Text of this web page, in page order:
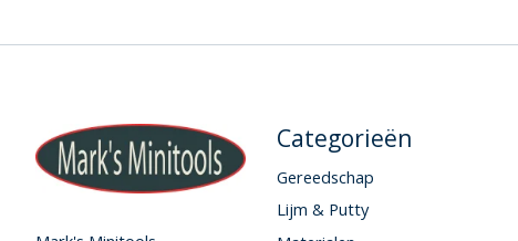
Categorieën
Gereedschap
Lijm & Putty